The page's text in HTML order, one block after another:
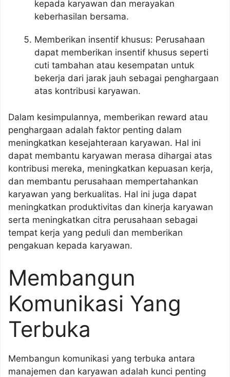
kepada karyawan dan merayakan
keberhasilan bersama.
Memberikan insentif khusus: Perusahaan
dapat memberikan insentif khusus seperti
cuti tambahan atau kesempatan untuk
bekerja dari jarak jauh sebagai penghargaan
atas kontribusi karyawan.
Dalam kesimpulannya, memberikan reward atau
penghargaan adalah faktor penting dalam
meningkatkan kesejahteraan karyawan. Hal ini
dapat membantu karyawan merasa dihargai atas
kontribusi mereka, meningkatkan kepuasan kerja,
dan membantu perusahaan mempertahankan
karyawan yang berkualitas. Hal ini juga dapat
meningkatkan produktivitas dan kinerja karyawan
serta meningkatkan citra perusahaan sebagai
tempat kerja yang peduli dan memberikan
pengakuan kepada karyawan.
Membangun
Komunikasi Yang
Terbuka
Membangun komunikasi yang terbuka antara
manajemen dan karyawan adalah kunci penting